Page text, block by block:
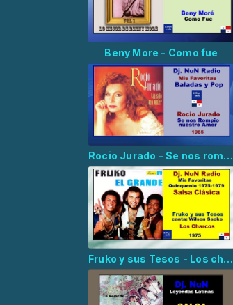
Beny More - Como fue
Rocio Jurado - Se nos rompió el amor
Fruko y sus Tesos - Los charcos